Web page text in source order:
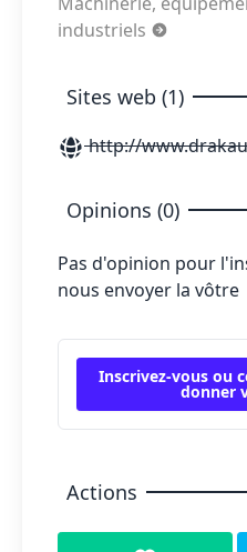
industriels
Sites web (1)
http://
Opinions (0)
Pas d'opinion pour
nous envoyer la vôtre
Inscrivez-vous ou
donner
Actions